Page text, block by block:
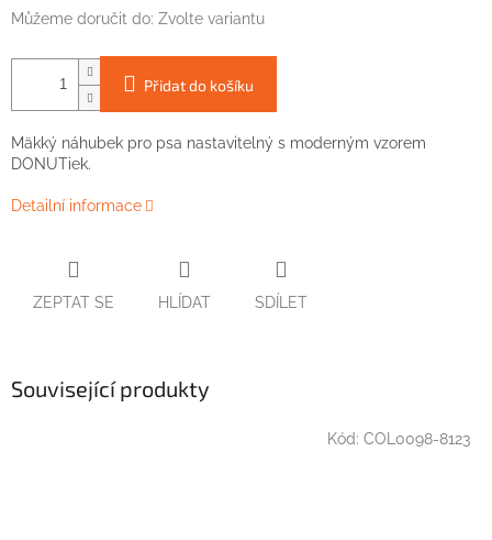
Můžeme doručit do: Zvolte variantu
Přidat do košíku
Mäkký náhubek pro psa nastavitelný s moderným vzorem
DONUTiek.
Detailní informace
ZEPTAT SE HLÍDAT SDÍLET
Související produkty
Kód: COL0098-8123